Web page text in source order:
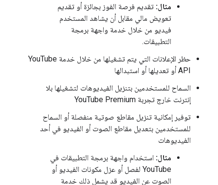
مثال: تقديم فرصة الفوز بجائزة أو تقديم
تعويض مالي مقابل أن يشاهد المستخدم
فيديو من خلال خدمة واجهة برمجة
التطبيقات.
حظر الإعلانات التي يتم تشغيلها من خلال خدمة YouTube
API أو تعديلها أو استبدالها
السماح للمستخدمين بتنزيل الفيديوهات لتشغيلها بلا
إنترنت خارج تجربة YouTube Premium
توفير إمكانية تنزيل مقاطع صوتية منفصلة أو السماح
للمستخدمين بتعديل مقاطع الصوت أو الفيديو في أحد
الفيديوهات
مثال: استخدام واجهة برمجة التطبيقات في
YouTube لفصل أو عزل مكونات الفيديو أو
الصوت عن الفيديو قد يشمل ذلك خدمة